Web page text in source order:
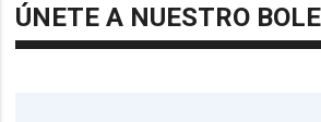
ÚNETE A NUESTRO